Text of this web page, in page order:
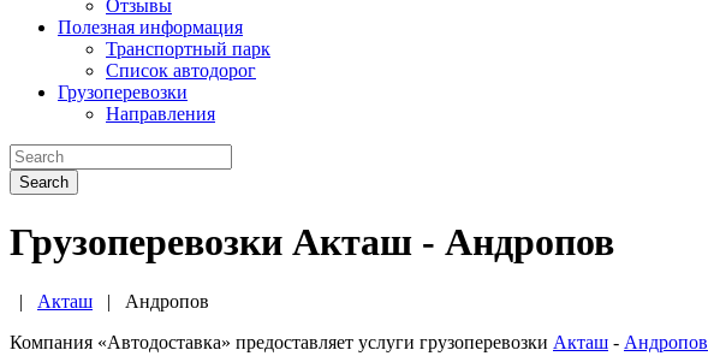
Отзывы
Полезная информация
Транспортный парк
Список автодорог
Грузоперевозки
Направления
Search
Грузоперевозки Акташ - Андропов
| Акташ | Андропов
Компания «Автодоставка» предоставляет услуги грузоперевозки Акташ - Андропов